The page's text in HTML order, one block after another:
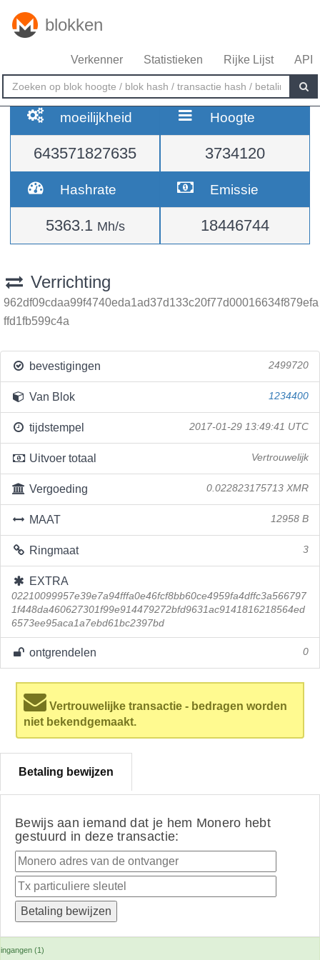
blokken
Verkenner Statistieken Rijke Lijst API
moeilijkheid
643571827635
Hoogte
3734120
Hashrate
5363.1 Mh/s
Emissie
18446744
Verrichting
962df09cdaa99f4740eda1ad37d133c20f77d00016634f879efa
ffd1fb599c4a
bevestigingen 2499720
Van Blok 1234400
tijdstempel 2017-01-29 13:49:41 UTC
Uitvoer totaal Vertrouwelijk
Vergoeding 0.022823175713 XMR
MAAT 12958 B
Ringmaat 3
EXTRA
02210099957e39e7a94fffa0e46fcf8bb60ce4959fa4dffc3a566797
1f448da460627301f99e914479272bfd9631ac9141816218564ed
6573ee95aca1a7ebd61bc2397bd
ontgrendelen 0
Vertrouwelijke transactie - bedragen worden
niet bekendgemaakt.
Betaling bewijzen
Bewijs aan iemand dat je hem Monero hebt
gestuurd in deze transactie:
ingangen (1)